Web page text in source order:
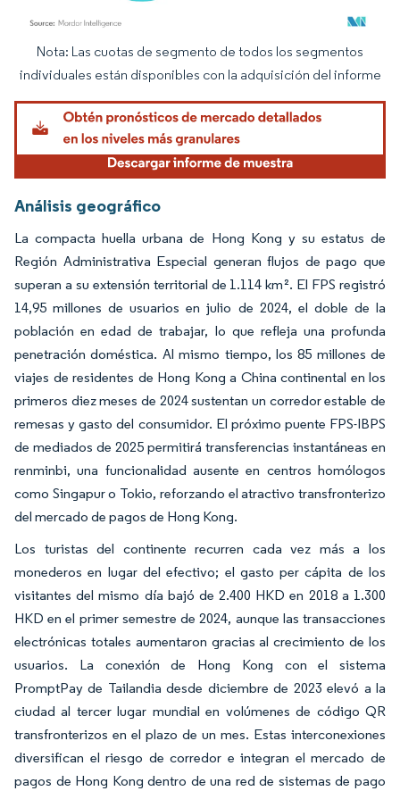
Imagen © Mordor Intelligence. El uso requiere atribución según CC BY 4.0.
Nota: Las cuotas de segmento de todos los segmentos
individuales están disponibles con la adquisición del informe
Análisis geográfico
La compacta huella urbana de Hong Kong y su estatus de
Región Administrativa Especial generan flujos de pago que
superan a su extensión territorial de 1.114 km². El FPS registró
14,95 millones de usuarios en julio de 2024, el doble de la
población en edad de trabajar, lo que refleja una profunda
penetración doméstica. Al mismo tiempo, los 85 millones de
viajes de residentes de Hong Kong a China continental en los
primeros diez meses de 2024 sustentan un corredor estable de
remesas y gasto del consumidor. El próximo puente FPS-IBPS
de mediados de 2025 permitirá transferencias instantáneas en
renminbi, una funcionalidad ausente en centros homólogos
como Singapur o Tokio, reforzando el atractivo transfronterizo
del mercado de pagos de Hong Kong.
Los turistas del continente recurren cada vez más a los
monederos en lugar del efectivo; el gasto per cápita de los
visitantes del mismo día bajó de 2.400 HKD en 2018 a 1.300
HKD en el primer semestre de 2024, aunque las transacciones
electrónicas totales aumentaron gracias al crecimiento de los
usuarios. La conexión de Hong Kong con el sistema
PromptPay de Tailandia desde diciembre de 2023 elevó a la
ciudad al tercer lugar mundial en volúmenes de código QR
transfronterizos en el plazo de un mes. Estas interconexiones
diversifican el riesgo de corredor e integran el mercado de
pagos de Hong Kong dentro de una red de sistemas de pago